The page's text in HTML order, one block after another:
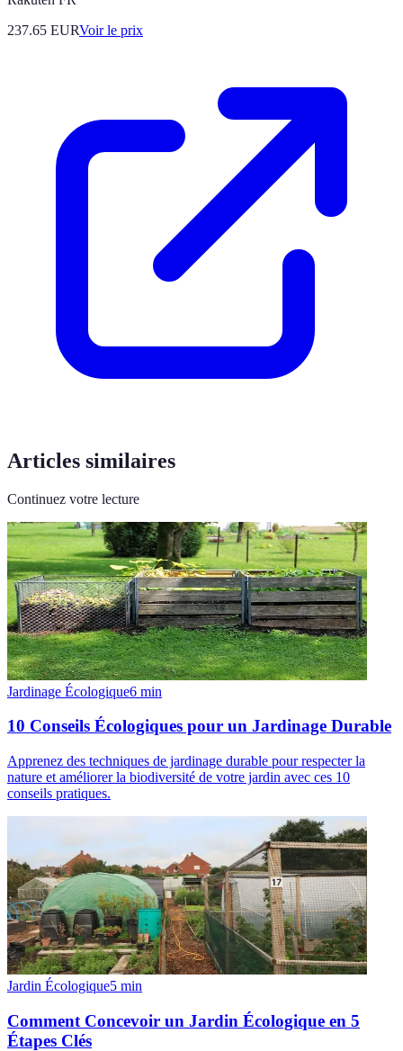
237.65 EURVoir le prix
Articles similaires
Continuez votre lecture
Jardinage Écologique6 min
10 Conseils Écologiques pour un Jardinage Durable
Apprenez des techniques de jardinage durable pour respecter la
nature et améliorer la biodiversité de votre jardin avec ces 10
conseils pratiques.
Jardin Écologique5 min
Comment Concevoir un Jardin Écologique en 5
Étapes Clés